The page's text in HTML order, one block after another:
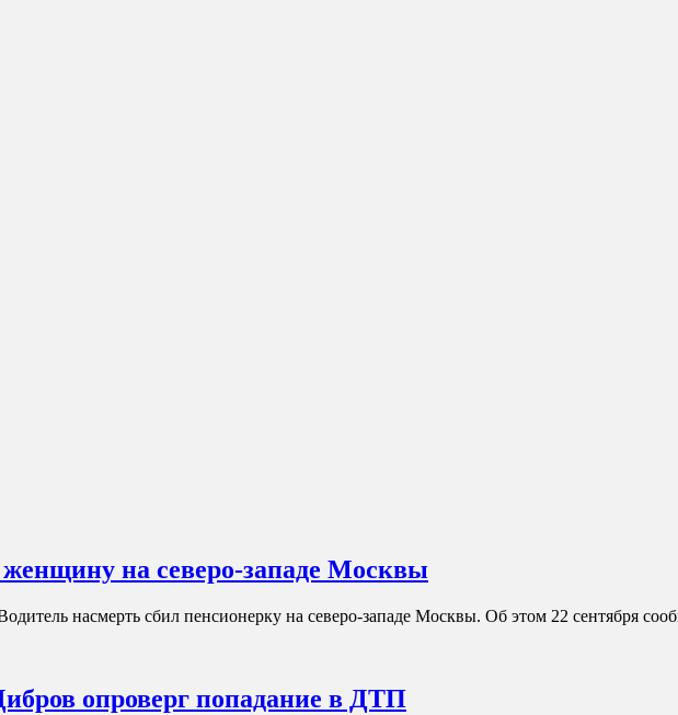
на северо-западе Москвы
насмерть сбил пенсионерку на северо-западе Москвы. Об этом 22 сентября
опроверг попадание в ДТП